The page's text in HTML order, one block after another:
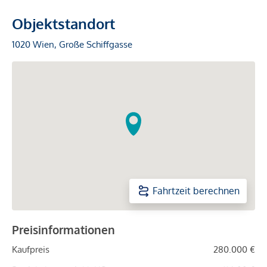
Objektstandort
1020 Wien, Große Schiffgasse
Fahrtzeit berechnen
Preisinformationen
Kaufpreis
280.000 €